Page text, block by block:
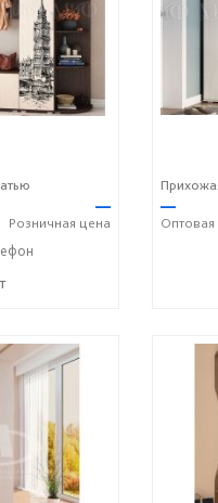
—
Розничная цена
37
—
Оптовая